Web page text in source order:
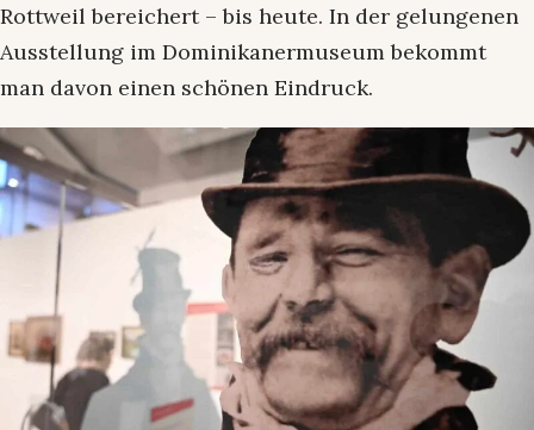
Rottweil bereichert – bis heute. In der gelungenen
Ausstellung im Dominikanermuseum bekommt
man davon einen schönen Eindruck.